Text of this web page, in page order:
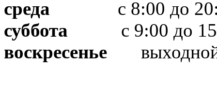
среда с 8:00 до
суббота с 9:00 до
воскресенье